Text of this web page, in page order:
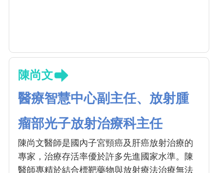
陳尚文
醫療智慧中心副主任、放射腫
瘤部光子放射治療科主任
陳尚文醫師是國內子宮頸癌及肝癌放射治療的
專家，治療存活率優於許多先進國家水準。陳
醫師專精於結合標靶藥物與放射療法治療無法